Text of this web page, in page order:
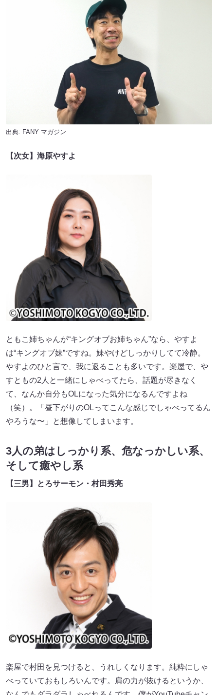
出典: FANY マガジン
【次女】海原やすよ
ともこ姉ちゃんが“キングオブお姉ちゃん”なら、やすよ
は“キングオブ妹”ですね。妹やけどしっかりしてて冷静。
やすよのひと言で、我に返ることも多いです。楽屋で、や
すともの2人と一緒にしゃべってたら、話題が尽きなく
て、なんか自分もOLになった気分になるんですよね
（笑）。「昼下がりのOLってこんな感じでしゃべってるん
やろうな〜」と想像してしまいます。
3人の弟はしっかり系、危なっかしい系、
そして癒やし系
【三男】とろサーモン・村田秀亮
楽屋で村田を見つけると、うれしくなります。純粋にしゃ
べっていておもしろいんです。肩の力が抜けるというか、